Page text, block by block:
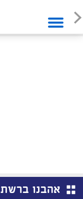
אהבנו ברשת